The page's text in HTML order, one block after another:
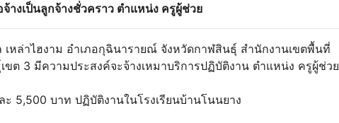
างเป็นลูกจ้างชั่วคราว ตำแหน่ง ครูผู้ช่วย
เหล่าไฮงาม อำเภอกุฉินารายณ์ จังหวัดกาฬสินธุ์ สำนักงานเขตพื้นที่
ต 3 มีความประสงค์จะจ้างเหมาบริการปฏิบัติงาน ตำแหน่ง ครูผู้ช่วย
5,500 บาท ปฏิบัติงานในโรงเรียนบ้านโนนยาง